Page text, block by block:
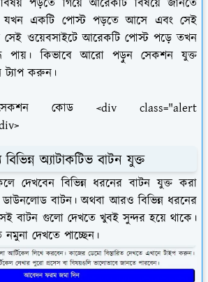
পড়তে গিয়ে আরেকটি বিষয়ে জানতে
যখন একটি পোস্ট পড়তে আসে এবং সেই
ওয়েবসাইটে আরেকটি পোস্ট পড়ে তখন
পায়। কিভাবে আরো পড়ুন সেকশন যুক্ত
ট্যাপ করুন।
কোড <div class="alert
অ্যাটাকটিভ বাটন যুক্ত
দেখবেন বিভিন্ন ধরনের বাটন যুক্ত করা
ডাউনলোড বাটন। অথবা আরও বিভিন্ন ধরনের
বাটন গুলো দেখতে খুবই সুন্দর হয়ে থাকে।
নমুনা দেখতে পাচ্ছেন।